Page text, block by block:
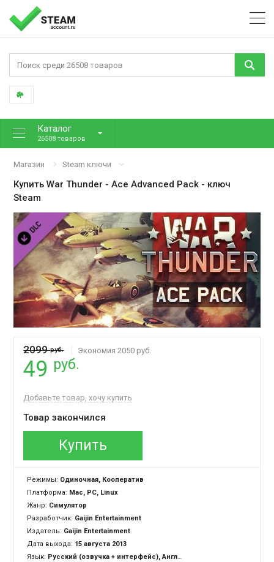
Каталог
26508 товаров
Магазин Steam ключи
КупитьWar Thunder - Ace Advanced Pack - ключ
Steam
2099руб. Экономия 2050 руб.
49 руб.
Добавьте товар, хочу купить
Товар закончился
Купить
Режимы: Одиночная, Кооператив
Платформа: Mac, PC, Linux
Жанр: Симулятор
Разработчик: Gaijin Entertainment
Издатель: Gaijin Entertainment
Дата выхода: 15 августа 2013
Язык: Русский (озвучка + интерфейс), Английский (озвучка + интерфейс)